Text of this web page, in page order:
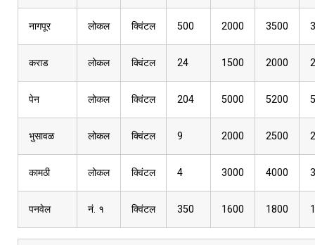
नागपूर लोकल क्विंटल 500 2000 3500
कराड लोकल क्विंटल 24 1500 2000
पेन लोकल क्विंटल 204 5000 5200
भुसावळ लोकल क्विंटल 9 2000 2500
कामठी लोकल क्विंटल 4 3000 4000
पनवेल नं. १ क्विंटल 350 1600 1800